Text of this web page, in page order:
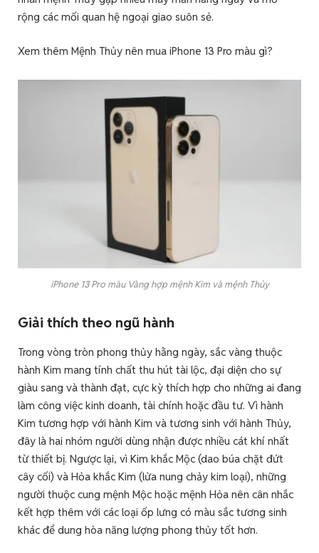
rộng các mối quan hệ ngoại giao suôn sẻ.
Xem thêm Mệnh Thủy nên mua iPhone 13 Pro màu gì?
iPhone 13 Pro màu Vàng hợp mệnh Kim và mệnh Thủy
Giải thích theo ngũ hành
Trong vòng tròn phong thủy hằng ngày, sắc vàng thuộc
hành Kim mang tính chất thu hút tài lộc, đại diện cho sự
giàu sang và thành đạt, cực kỳ thích hợp cho những ai đang
làm công việc kinh doanh, tài chính hoặc đầu tư. Vì hành
Kim tương hợp với hành Kim và tương sinh với hành Thủy,
đây là hai nhóm người dùng nhận được nhiều cát khí nhất
từ thiết bị. Ngược lại, vì Kim khắc Mộc (dao búa chặt đứt
cây cối) và Hỏa khắc Kim (lửa nung chảy kim loại), những
người thuộc cung mệnh Mộc hoặc mệnh Hỏa nên cân nhắc
kết hợp thêm với các loại ốp lưng có màu sắc tương sinh
khác để dung hòa năng lượng phong thủy tốt hơn.